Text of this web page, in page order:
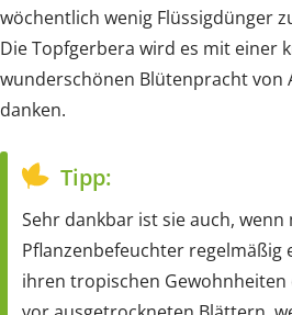
wöchentlich wenig Flüssigdünger
Die Topfgerbera wird es mit einer
wunderschönen Blütenpracht von
danken.
Tipp:
Sehr dankbar ist sie auch,
Pflanzenbefeuchter
ihren tropischen